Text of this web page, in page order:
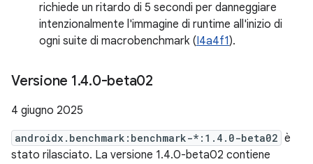
richiede un ritardo di 5 secondi per danneggiare
intenzionalmente l'immagine di runtime all'inizio di
ogni suite di macrobenchmark (I4a4f1).
Versione 1.4.0-beta02
4 giugno 2025
androidx.benchmark:benchmark-*:1.4.0-beta02 è
stato rilasciato. La versione 1.4.0-beta02 contiene